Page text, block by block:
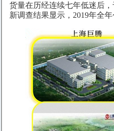
货量在历经连续七年低迷后
新调查结果显示，2019年全